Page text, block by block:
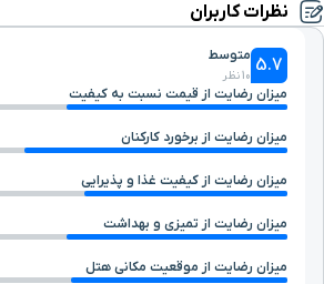
نظرات کاربران
5.7 متوسط
10 نظر
میزان رضایت از قیمت نسبت به کیفیت
میزان رضایت از برخورد کارکنان
میزان رضایت از کیفیت غذا و پذیرایی
میزان رضایت از تمیزی و بهداشت
میزان رضایت از موقعیت مکانی هتل